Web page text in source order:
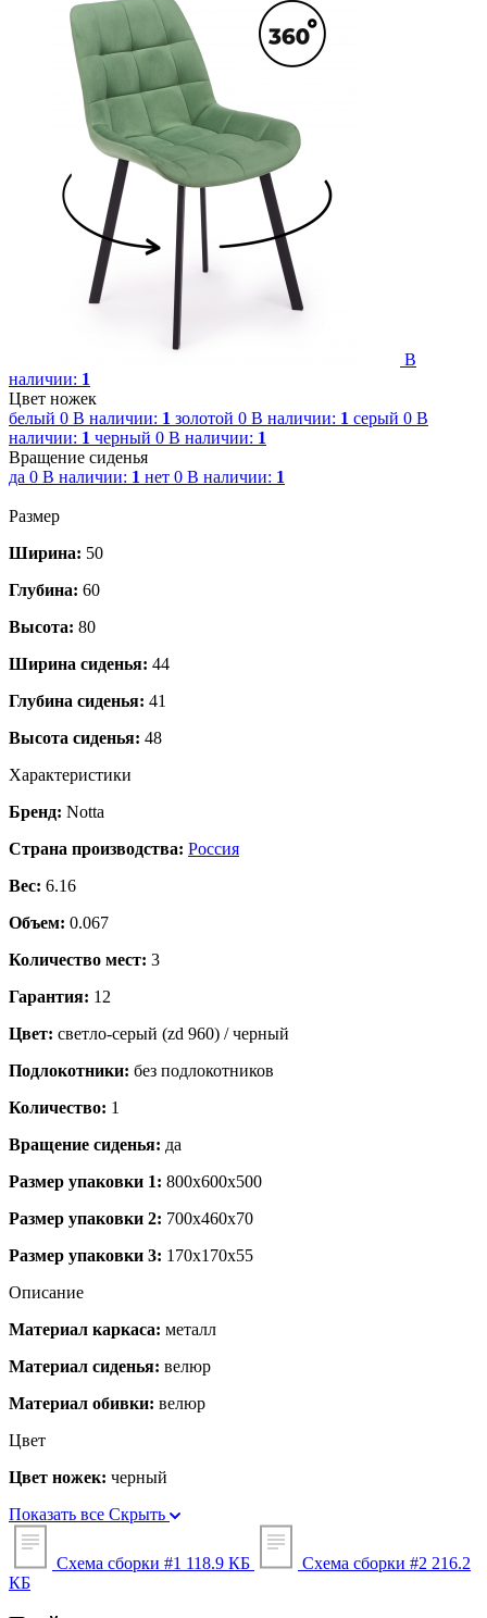
В
наличии: 1
Цвет ножек
белый 0 В наличии: 1 золотой 0 В наличии: 1 серый 0 В
наличии: 1 черный 0 В наличии: 1
Вращение сиденья
да 0 В наличии: 1 нет 0 В наличии: 1
Размер
Ширина: 50
Глубина: 60
Высота: 80
Ширина сиденья: 44
Глубина сиденья: 41
Высота сиденья: 48
Характеристики
Бренд: Notta
Страна производства: Россия
Вес: 6.16
Объем: 0.067
Количество мест: 3
Гарантия: 12
Цвет: светло-серый (zd 960) / черный
Подлокотники: без подлокотников
Количество: 1
Вращение сиденья: да
Размер упаковки 1: 800x600x500
Размер упаковки 2: 700x460x70
Размер упаковки 3: 170x170x55
Описание
Материал каркаса: металл
Материал сиденья: велюр
Материал обивки: велюр
Цвет
Цвет ножек: черный
Показать все Скрыть
Схема сборки #1 118.9 КБ Схема сборки #2 216.2
КБ